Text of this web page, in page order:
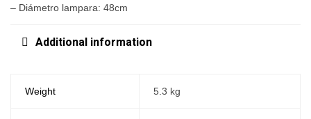
– Diámetro lampara: 48cm
Additional information
Weight 5.3 kg